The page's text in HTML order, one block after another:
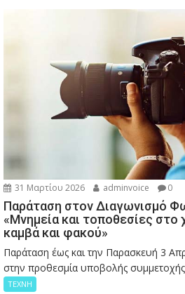
31 Μαρτίου 2026 adminvoice 0
Παράταση στον Διαγωνισμό
«Μνημεία και τοποθεσίες στο
καμβά και φακού»
Παράταση έως και την Παρασκευή 3
στην προθεσμία υποβολής
ΤΕΧΝΗ